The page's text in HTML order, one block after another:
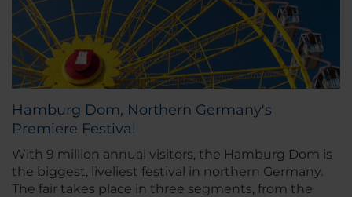
Hamburg Dom, Northern Germany's
Premiere Festival
With 9 million annual visitors, the Hamburg Dom is
the biggest, liveliest festival in northern Germany.
The fair takes place in three segments, from the